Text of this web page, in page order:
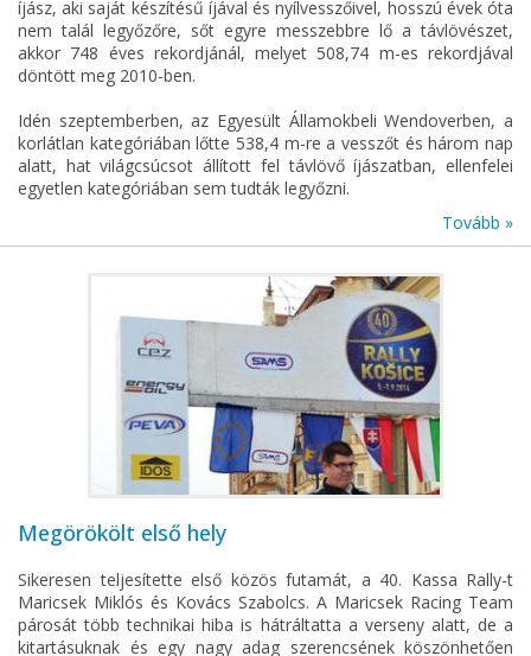
íjász, aki saját készítésű íjával és nyílvesszőivel, hosszú évek óta
nem talál legyőzőre, sőt egyre messzebbre lő a távlövészet,
akkor 748 éves rekordjánál, melyet 508,74 m-es rekordjával
döntött meg 2010-ben.
Idén szeptemberben, az Egyesült Államokbeli Wendoverben, a
korlátlan kategóriában lőtte 538,4 m-re a vesszőt és három nap
alatt, hat világcsúcsot állított fel távlövő íjászatban, ellenfelei
egyetlen kategóriában sem tudták legyőzni.
Tovább »
Megörökölt első hely
Sikeresen teljesítette első közös futamát, a 40. Kassa Rally-t
Maricsek Miklós és Kovács Szabolcs. A Maricsek Racing Team
párosát több technikai hiba is hátráltatta a verseny alatt, de a
kitartásuknak és egy nagy adag szerencsének köszönhetően